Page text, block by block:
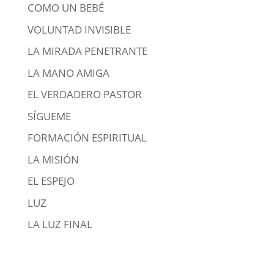
COMO UN BEBÉ
VOLUNTAD INVISIBLE
LA MIRADA PENETRANTE
LA MANO AMIGA
EL VERDADERO PASTOR
SÍGUEME
FORMACIÓN ESPIRITUAL
LA MISIÓN
EL ESPEJO
LUZ
LA LUZ FINAL